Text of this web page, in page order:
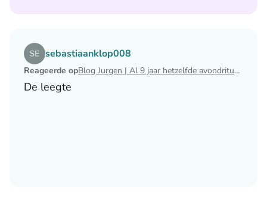
sebastiaanklop008
Reageerde op Blog Jurgen | Al 9 jaar hetzelfde avondritueel
De leegte
Lees het artikel Blog Jurgen | Al 9 jaar hetzelfde